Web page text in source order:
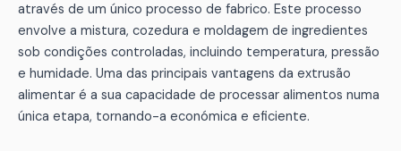
através de um único processo de fabrico. Este processo
envolve a mistura, cozedura e moldagem de ingredientes
sob condições controladas, incluindo temperatura, pressão
e humidade. Uma das principais vantagens da extrusão
alimentar é a sua capacidade de processar alimentos numa
única etapa, tornando-a económica e eficiente.